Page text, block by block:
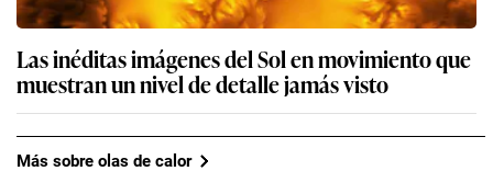
Las inéditas imágenes del Sol en movimiento que
muestran un nivel de detalle jamás visto
Más sobre olas de calor